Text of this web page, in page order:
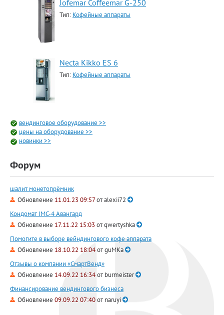
Jofemar Coffeemar G-250
Тип: Кофейные аппараты
Necta Kikko ES 6
Тип: Кофейные аппараты
вендинговое оборудование >>
цены на оборудование >>
новинки >>
Форум
шалит монетопрёмник
Обновление 11.01.23 09:57отalexii72
Кондомат IMC-4 Авангард
Обновление 17.11.22 15:03 отqwertyshka
Помогите в выборе вейндингового кофе аппарата
Обновление 18.10.22 18:04отguMKa
Отзывы о компании «СмартВенд»
Обновление 14.09.22 16:34отburmeister
Финансирование вендингового бизнеса
Обновление 09.09.22 07:40отnaruyi